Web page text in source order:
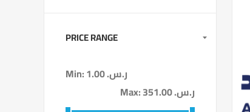
PRICE RANGE
Min:
1.00 ر.س.‏
Max:
351.00 ر.س.‏